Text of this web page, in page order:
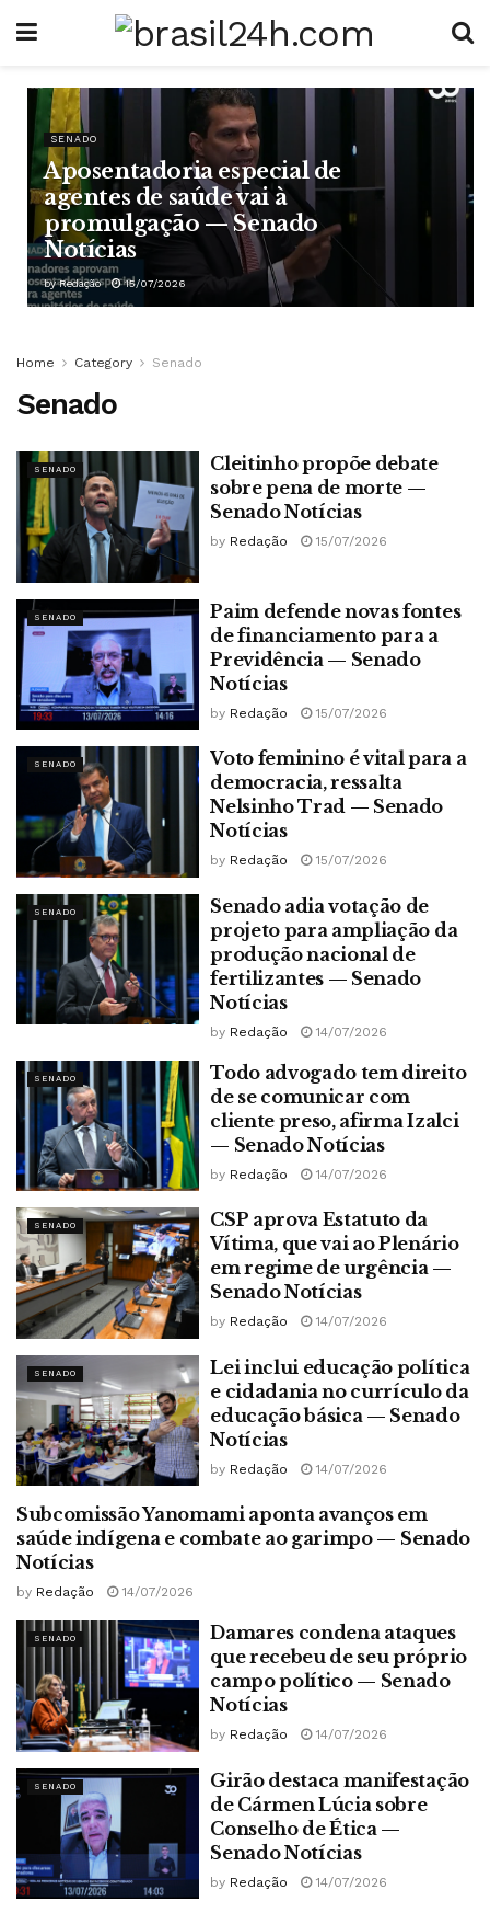
SENADO
Aposentadoria especial de
agentes de saúde vai à
promulgação — Senado
Notícias
by Redação 15/07/2026
Home Category Senado
Senado
SENADO
Cleitinho propõe debate
sobre pena de morte —
Senado Notícias
by Redação 15/07/2026
SENADO
Paim defende novas fontes
de financiamento para a
Previdência — Senado
Notícias
by Redação 15/07/2026
SENADO
Voto feminino é vital para a
democracia, ressalta
Nelsinho Trad — Senado
Notícias
by Redação 15/07/2026
SENADO
Senado adia votação de
projeto para ampliação da
produção nacional de
fertilizantes — Senado
Notícias
by Redação 14/07/2026
SENADO
Todo advogado tem direito
de se comunicar com
cliente preso, afirma Izalci
— Senado Notícias
by Redação 14/07/2026
SENADO
CSP aprova Estatuto da
Vítima, que vai ao Plenário
em regime de urgência —
Senado Notícias
by Redação 14/07/2026
SENADO
Lei inclui educação política
e cidadania no currículo da
educação básica — Senado
Notícias
by Redação 14/07/2026
SENADO
Subcomissão Yanomami aponta avanços em
saúde indígena e combate ao garimpo — Senado
Notícias
by Redação 14/07/2026
SENADO
Damares condena ataques
que recebeu de seu próprio
campo político — Senado
Notícias
by Redação 14/07/2026
SENADO
Girão destaca manifestação
de Cármen Lúcia sobre
Conselho de Ética —
Senado Notícias
by Redação 14/07/2026